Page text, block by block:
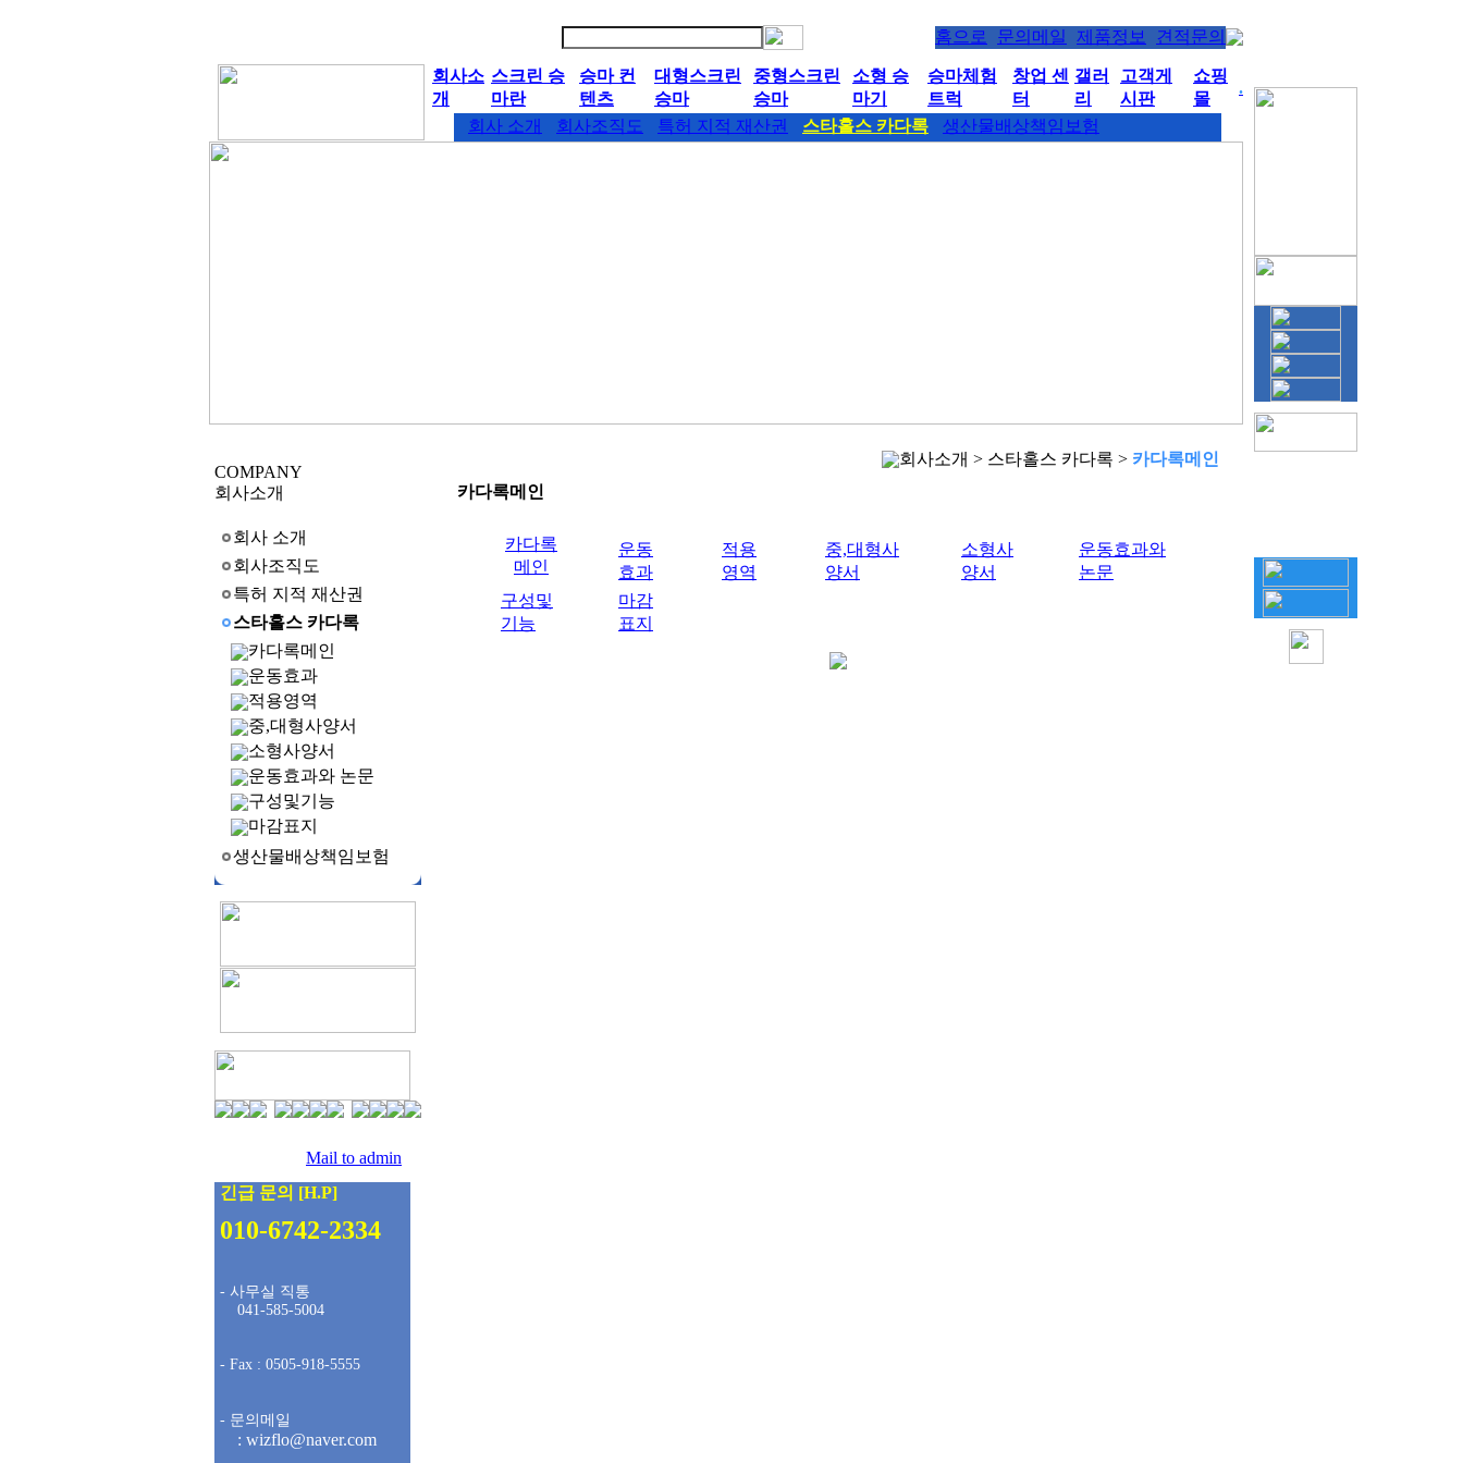
홈으로 문의메일 제품정보 견적문의
회사소
개
스크린 승
마란
승마 컨
텐츠
대형스크린
승마
중형스크린
승마
소형 승
마기
승마체험
트럭
창업 센
터
갤러
리
고객게
시판
쇼핑
몰
.
회사 소개 회사조직도 특허 지적 재산권 스타홀스 카다록 생산물배상책임보험
COMPANY
회사소개
회사 소개
회사조직도
특허 지적 재산권
스타홀스 카다록
카다록메인
운동효과
적용영역
중,대형사양서
소형사양서
운동효과와 논문
구성및기능
마감표지
생산물배상책임보험
Mail to admin
긴급 문의 [H.P]
010-6742-2334
- 사무실 직통
041-585-5004
- Fax : 0505-918-5555
- 문의메일
: wizflo@naver.com
회사소개 > 스타홀스 카다록 > 카다록메인
카다록메인
카다록
메인
운동
효과
적용
영역
중,대형사
양서
소형사
양서
운동효과와
논문
구성및
기능
마감
표지